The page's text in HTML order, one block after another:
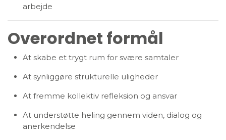
arbejde
Overordnet formål
At skabe et trygt rum for svære samtaler
At synliggøre strukturelle uligheder
At fremme kollektiv refleksion og ansvar
At understøtte heling gennem viden, dialog og
anerkendelse